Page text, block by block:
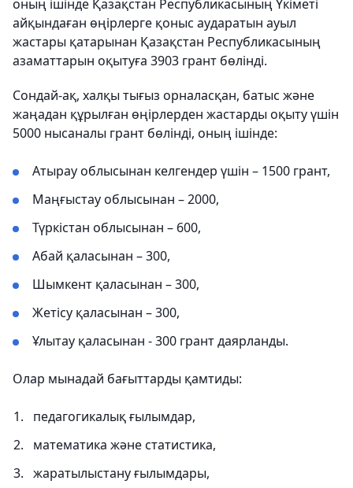
оның ішінде Қазақстан Республикасының Үкіметі
айқындаған өңірлерге қоныс аударатын ауыл
жастары қатарынан Қазақстан Республикасының
азаматтарын оқытуға 3903 грант бөлінді.
Сондай-ақ, халқы тығыз орналасқан, батыс және
жаңадан құрылған өңірлерден жастарды оқыту үшін
5000 нысаналы грант бөлінді, оның ішінде:
Атырау облысынан келгендер үшін – 1500 грант,
Маңғыстау облысынан – 2000,
Түркістан облысынан – 600,
Абай қаласынан – 300,
Шымкент қаласынан – 300,
Жетісу қаласынан – 300,
Ұлытау қаласынан - 300 грант даярланды.
Олар мынадай бағыттарды қамтиды:
педагогикалық ғылымдар,
математика және статистика,
жаратылыстану ғылымдары,